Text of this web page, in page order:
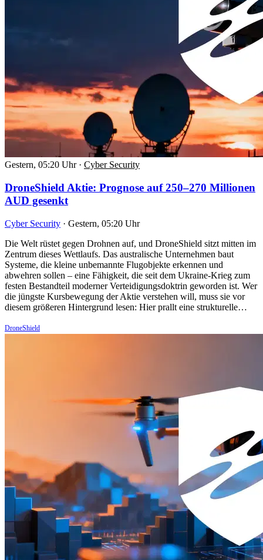
Gestern, 05:20 Uhr · Cyber Security
DroneShield Aktie: Prognose auf 250–270 Millionen
AUD gesenkt
Cyber Security · Gestern, 05:20 Uhr
Die Welt rüstet gegen Drohnen auf, und DroneShield sitzt mitten im
Zentrum dieses Wettlaufs. Das australische Unternehmen baut
Systeme, die kleine unbemannte Flugobjekte erkennen und
abwehren sollen – eine Fähigkeit, die seit dem Ukraine-Krieg zum
festen Bestandteil moderner Verteidigungsdoktrin geworden ist. Wer
die jüngste Kursbewegung der Aktie verstehen will, muss sie vor
diesem größeren Hintergrund lesen: Hier prallt eine strukturelle…
DroneShield